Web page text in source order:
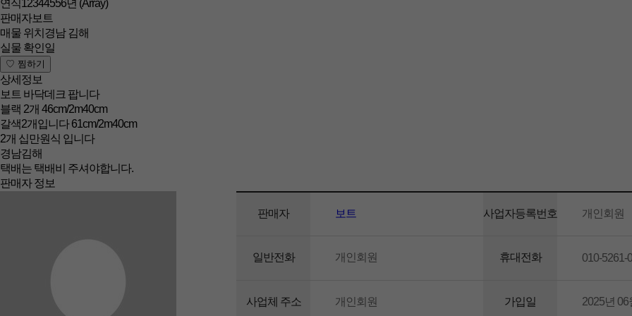
연식12344556년 (Array)
판매자보트
매물 위치 경남 김해
실물 확인일
상세정보
보트 바닥데크 팝니다
블랙 2개 46cm/2m40cm
갈색2개입니다 61cm/2m40cm
2개 십만원식 입니다
경남김해
택배는 택배비 주셔야합니다.
판매자 정보
판매자 보트 사업자등록번호 개인회원
일반전화 개인회원 휴대전화 010-5261-
사업체 주소 개인회원 가입일 2025년 06